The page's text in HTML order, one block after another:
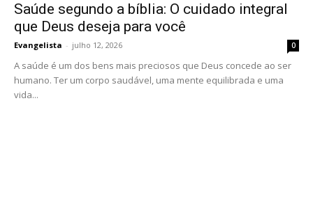
Saúde segundo a bíblia: O cuidado integral
que Deus deseja para você
Evangelista - julho 12, 2026 0
A saúde é um dos bens mais preciosos que Deus concede ao ser
humano. Ter um corpo saudável, uma mente equilibrada e uma
vida...